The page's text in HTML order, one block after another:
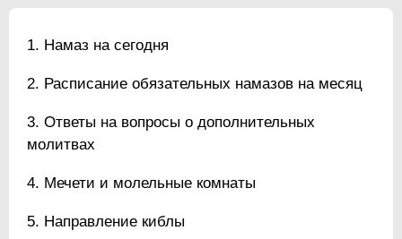
Намаз на сегодня
Расписание обязательных намазов на месяц
Ответы на вопросы о дополнительных
молитвах
Мечети и молельные комнаты
Направление киблы